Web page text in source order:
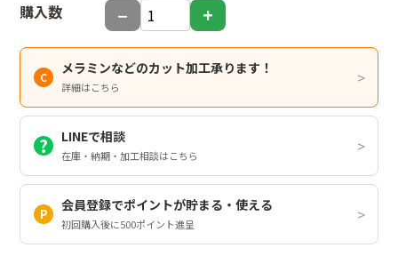
購入数
メラミンなどのカット加工承ります！
詳細はこちら
LINEで相談
在庫・納期・加工相談はこちら
会員登録でポイントが貯まる・使える
初回購入後に500ポイント進呈